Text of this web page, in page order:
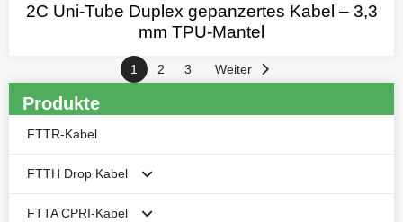
Produkte
FTTR-Kabel
FTTH Drop Kabel
Butterfly-Flachkabel für FTTH
FTTA CPRI-Kabel
2C Uni-Tube Duplex gepanzertes Kabel – 3,3
mm TPU-Mantel
1 2 3 Weiter